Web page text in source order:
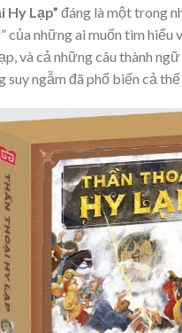
Hy Lạp” đáng là một trong
của những ai muốn tìm hiểu
và cả những câu thành
suy ngẫm đã phổ biến cả